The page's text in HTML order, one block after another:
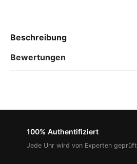
Beschreibung
Bewertungen
100% Authentifiziert
Jede Uhr wird von Experten geprüft